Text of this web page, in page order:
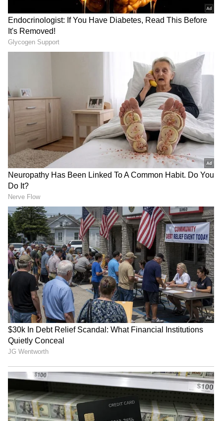
కాలువ అభివృద్ధిపై ఎప్పుడైనా
బహిరంగ చర్చకు సిద్ధమన్న JC
Prabhakar Reddy Open
Challenge
Tirumala Hanuman Idol
Theft: తిరుమల హనుమాన్
విగ్రహం చోరీపై కూటమిపై
LATEST VIDEOS
ఇంత హుషారు ఏంటి భయ్యా ఎలా
కొట్టేసుకుంటున్నాడో చూడండి | Hushar
Pittalu Movie Press Meet | Actor
Bhanu
డ్రగ్స్ రహిత సమాజం కోసం మోదీ మాస్టర్
ప్లాన్ | Nasha Mukt Yuva for Viksit
Bharat Explained